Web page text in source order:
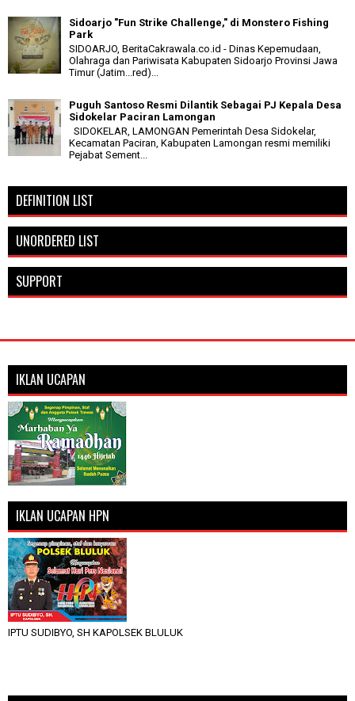
Sidoarjo "Fun Strike Challenge," di Monstero Fishing
Park
SIDOARJO, BeritaCakrawala.co.id - Dinas Kepemudaan,
Olahraga dan Pariwisata Kabupaten Sidoarjo Provinsi Jawa
Timur (Jatim...red)...
Puguh Santoso Resmi Dilantik Sebagai PJ Kepala Desa
Sidokelar Paciran Lamongan
SIDOKELAR, LAMONGAN Pemerintah Desa Sidokelar,
Kecamatan Paciran, Kabupaten Lamongan resmi memiliki
Pejabat Sement...
DEFINITION LIST
UNORDERED LIST
SUPPORT
IKLAN UCAPAN
IKLAN UCAPAN HPN
IPTU SUDIBYO, SH KAPOLSEK BLULUK